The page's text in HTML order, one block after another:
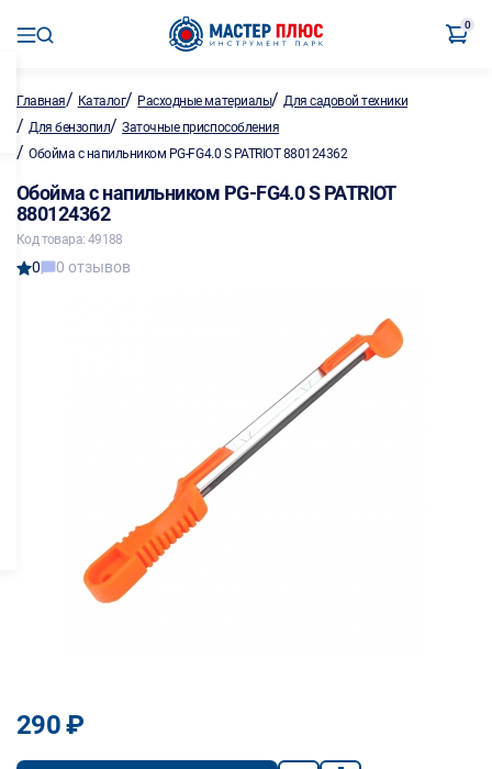
0
Главная/ Каталог/ Расходные материалы/Для садовой техники
/ Для бензопил/Заточные приспособления
/ Обойма с напильником PG-FG4.0 S PATRIOT 880124362
Обойма с напильником PG-FG4.0 S PATRIOT
880124362
Код товара: 49188
0 0 отзывов
290 ₽